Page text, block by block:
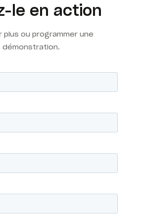
le en action
plus ou programmer une
démonstration.